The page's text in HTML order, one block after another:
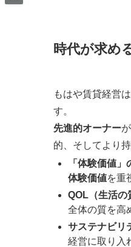
時代が求め
もはや賃貸経営
す。
先進的オーナー
的、そしてより
「体験価値」
体験価値を重
QOL（生活の
全体の質を高
サステナビリ
経営に取り入